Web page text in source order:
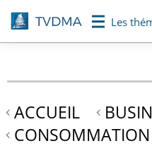
Aller
au
contenu
Les
ACCUEIL